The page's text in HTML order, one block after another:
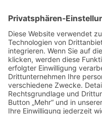
Die Suche ergab